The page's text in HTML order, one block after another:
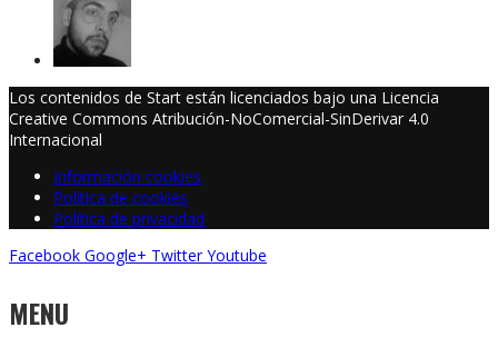
Los contenidos de Start están licenciados bajo una Licencia
Creative Commons Atribución-NoComercial-SinDerivar 4.0
Internacional
Información cookies
Política de cookies
Política de privacidad
Facebook Google+ Twitter Youtube
MENU